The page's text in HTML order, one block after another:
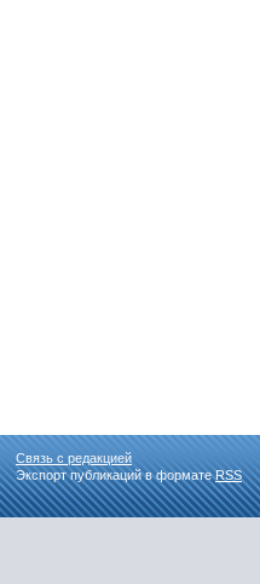
Связь с редакцией
Экспорт публикаций в форматеRSS